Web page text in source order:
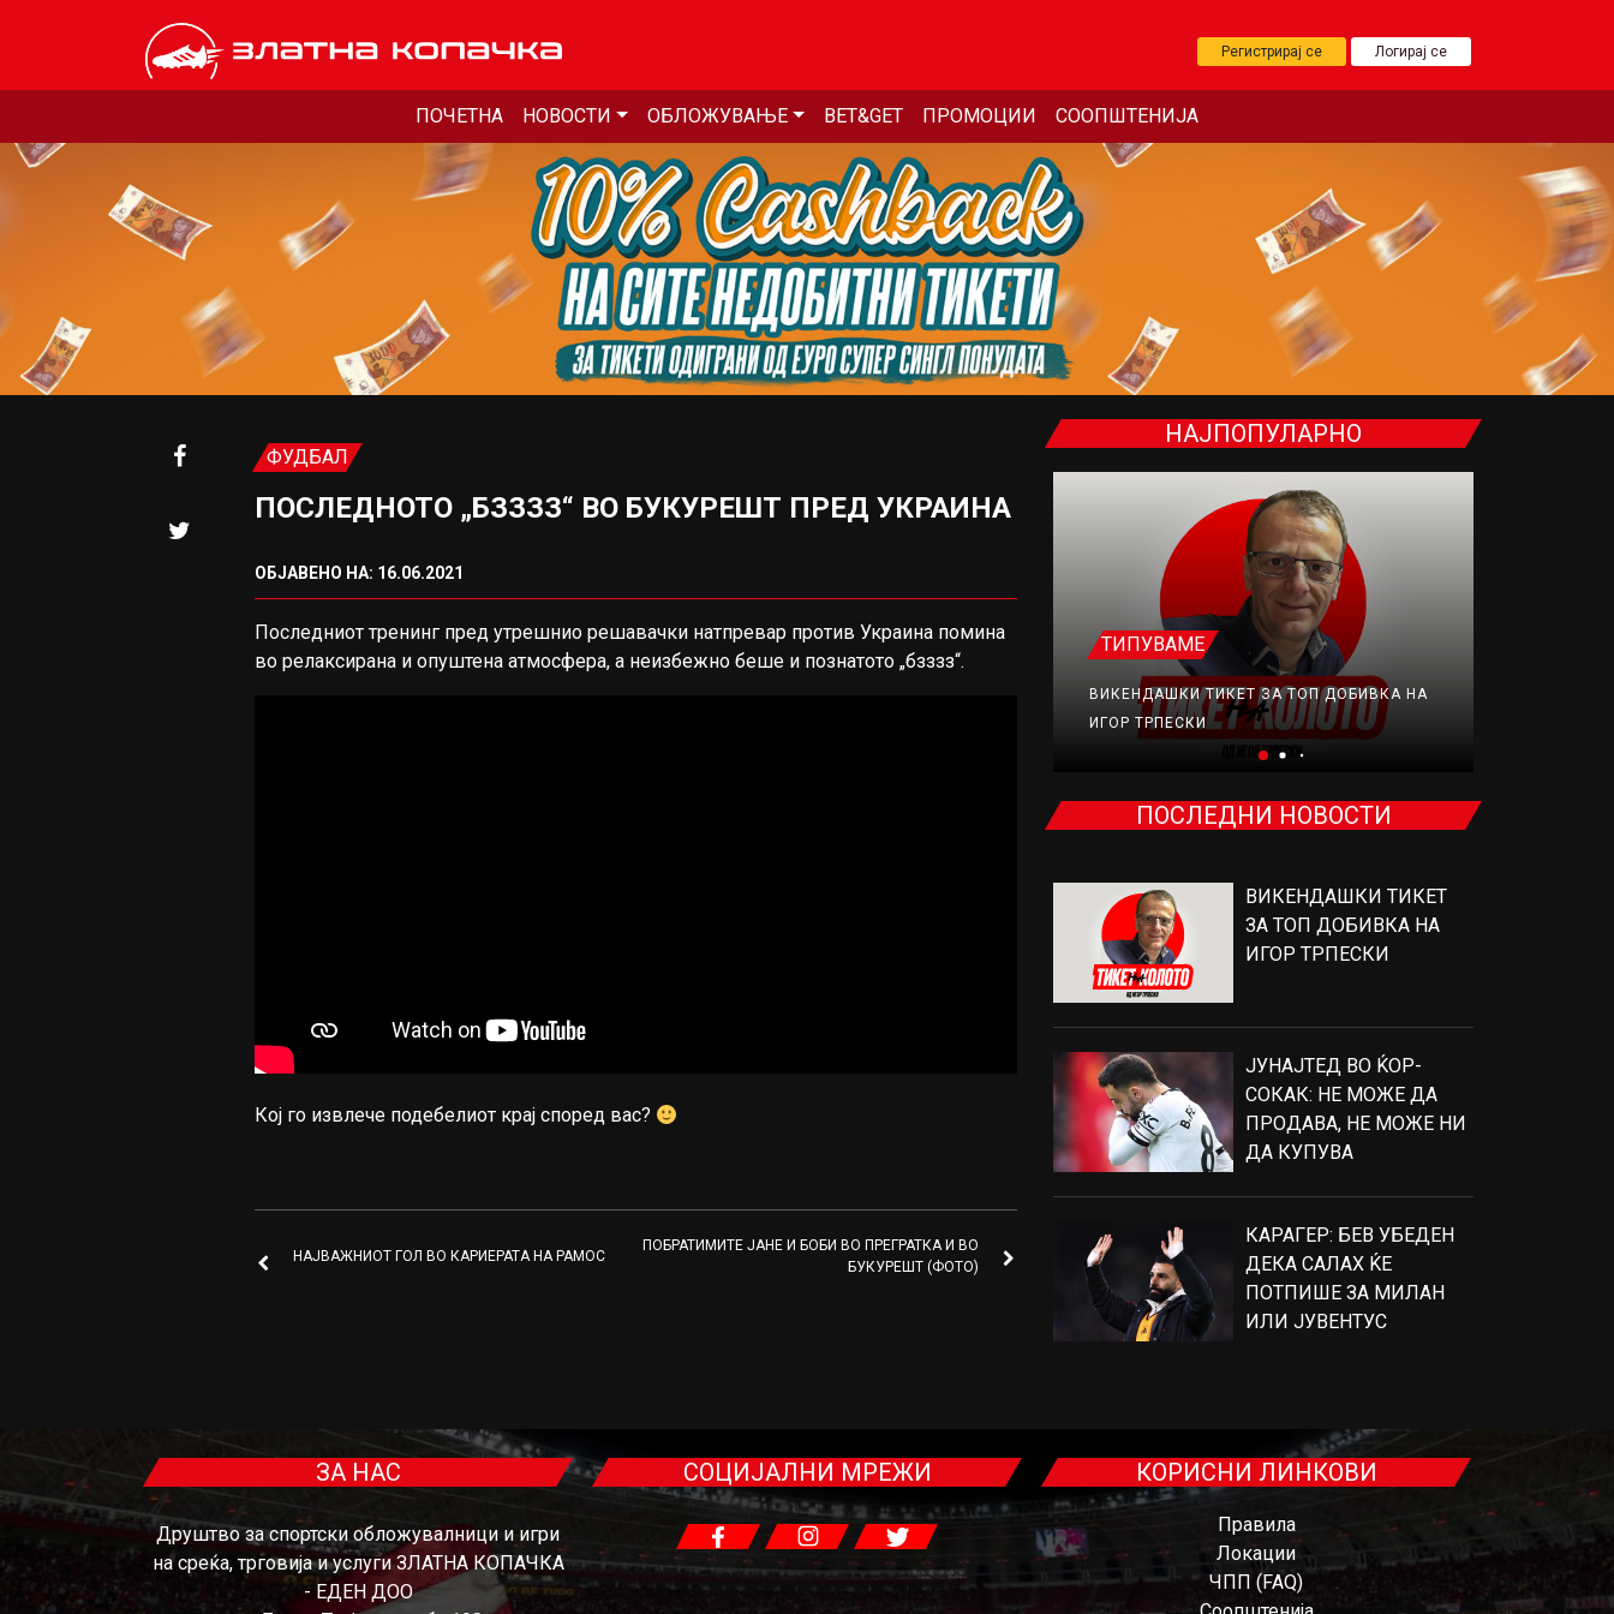
Регистрирај се Логирај се
ПОЧЕТНА НОВОСТИ ОБЛОЖУВАЊЕ BET&GET ПРОМОЦИИ СООПШТЕНИЈА
ФУДБАЛ
ПОСЛЕДНОТО „БЗЗЗЗ“ ВО БУКУРЕШТ ПРЕД УКРАИНА
ОБЈАВЕНО НА: 16.06.2021
Последниот тренинг пред утрешнио решавачки натпревар против Украина помина
во релаксирана и опуштена атмосфера, а неизбежно беше и познатото „бзззз“.
Кој го извлече подебелиот крај според вас?
НАЈВАЖНИОТ ГОЛ ВО КАРИЕРАТА НА РАМОС
ПОБРАТИМИТЕ ЈАНЕ И БОБИ ВО ПРЕГРАТКА И ВО
БУКУРЕШТ (ФОТО)
НАЈПОПУЛАРНО
ФУДБАЛ ТИПУВАМЕ
ВИКЕНДАШКИ ТИКЕТ ЗА ТОП ДОБИВКА НА
ИГОР ТРПЕСКИ
ПОСЛЕДНИ НОВОСТИ
ВИКЕНДАШКИ ТИКЕТ
ЗА ТОП ДОБИВКА НА
ИГОР ТРПЕСКИ
ЈУНАЈТЕД ВО ЌОР-
СОКАК: НЕ МОЖЕ ДА
ПРОДАВА, НЕ МОЖЕ НИ
ДА КУПУВА
КАРАГЕР: БЕВ УБЕДЕН
ДЕКА САЛАХ ЌЕ
ПОТПИШЕ ЗА МИЛАН
ИЛИ ЈУВЕНТУС
ЗА НАС
Друштво за спортски обложувалници и игри
на среќа, трговија и услуги ЗЛАТНА КОПАЧКА
- ЕДЕН ДОО
СОЦИЈАЛНИ МРЕЖИ КОРИСНИ ЛИНКОВИ
Правила
Локации
ЧПП (FAQ)